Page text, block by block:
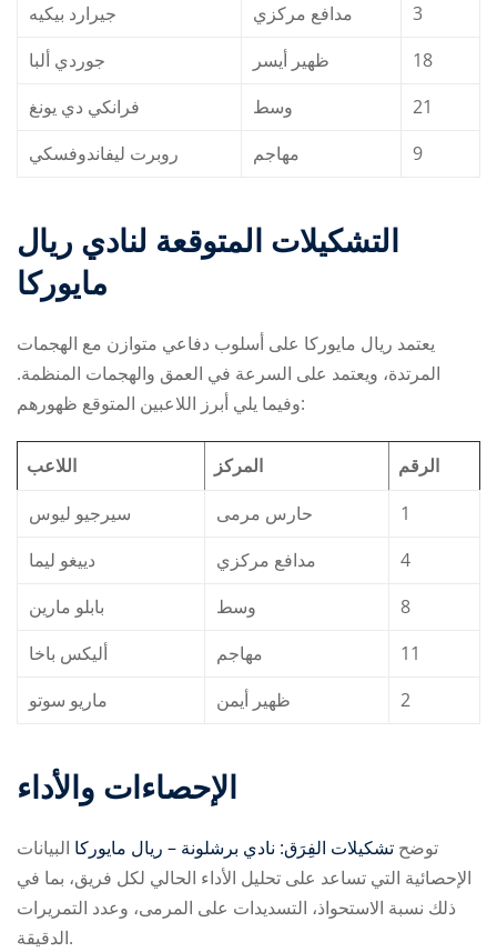
جيرارد بيكيه
مدافع مركزي
3
جوردي ألبا
ظهير أيسر
18
فرانكي دي يونغ
وسط
21
روبرت ليفاندوفسكي
مهاجم 9
التشكيلات المتوقعة لنادي ريال
مايوركا
يعتمد ريال مايوركا على أسلوب دفاعي متوازن مع الهجمات
المرتدة، ويعتمد على السرعة في العمق والهجمات المنظمة.
وفيما يلي أبرز اللاعبين المتوقع ظهورهم:
اللاعب المركز
الرقم
سيرجيو ليوس
حارس مرمى
1
دييغو ليما
مدافع مركزي
4
بابلو مارين
وسط
8
أليكس باخا
مهاجم
11
ماريو سوتو
ظهير أيمن 2
الإحصاءات والأداء
توضح تشكيلات الفِرَق: نادي برشلونة – ريال مايوركا البيانات
الإحصائية التي تساعد على تحليل الأداء الحالي لكل فريق، بما في
ذلك نسبة الاستحواذ، التسديدات على المرمى، وعدد التمريرات
الدقيقة.